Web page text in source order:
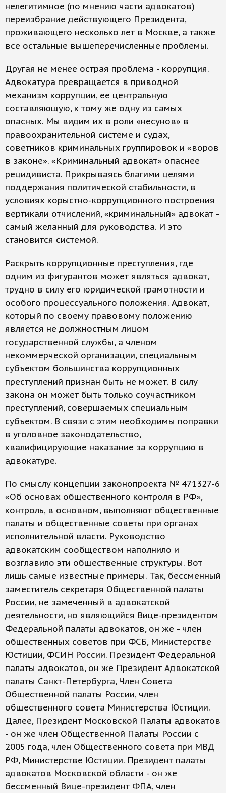
нелегитимное (по мнению части адвокатов)
переизбрание действующего Президента,
проживающего несколько лет в Москве, а также
все остальные вышеперечисленные проблемы.
Другая не менее острая проблема - коррупция.
Адвокатура превращается в приводной
механизм коррупции, ее центральную
составляющую, к тому же одну из самых
опасных. Мы видим их в роли «несунов» в
правоохранительной системе и судах,
советников криминальных группировок и «воров
в законе». «Криминальный адвокат» опаснее
рецидивиста. Прикрываясь благими целями
поддержания политической стабильности, в
условиях корыстно-коррупционного построения
вертикали отчислений, «криминальный» адвокат -
самый желанный для руководства. И это
становится системой.
Раскрыть коррупционные преступления, где
одним из фигурантов может являться адвокат,
трудно в силу его юридической грамотности и
особого процессуального положения. Адвокат,
который по своему правовому положению
является не должностным лицом
государственной службы, а членом
некоммерческой организации, специальным
субъектом большинства коррупционных
преступлений признан быть не может. В силу
закона он может быть только соучастником
преступлений, совершаемых специальным
субъектом. В связи с этим необходимы поправки
в уголовное законодательство,
квалифицирующие наказание за коррупцию в
адвокатуре.
По смыслу концепции законопроекта № 471327-6
«Об основах общественного контроля в РФ»,
контроль, в основном, выполняют общественные
палаты и общественные советы при органах
исполнительной власти. Руководство
адвокатским сообществом наполнило и
возглавило эти общественные структуры. Вот
лишь самые известные примеры. Так, бессменный
заместитель секретаря Общественной палаты
России, не замеченный в адвокатской
деятельности, но являющийся Вице-президентом
Федеральной палаты адвокатов, он же - член
общественных советов при ФСБ, Министерстве
Юстиции, ФСИН России. Президент Федеральной
палаты адвокатов, он же Президент Адвокатской
палаты Санкт-Петербурга, Член Совета
Общественной палаты России, член
общественного совета Министерства Юстиции.
Далее, Президент Московской Палаты адвокатов
- он же член Общественной Палаты России с
2005 года, член Общественного совета при МВД
РФ, Министерстве Юстиции. Президент палаты
адвокатов Московской области - он же
бессменный Вице-президент ФПА, член